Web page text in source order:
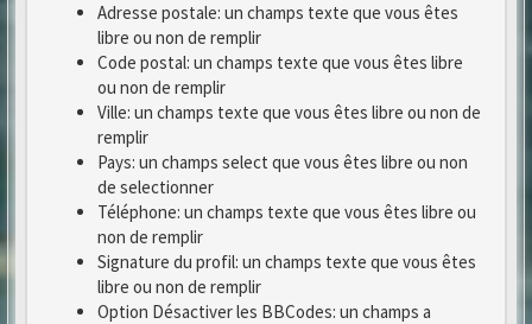
Adresse postale: un champs texte que vous êtes
libre ou non de remplir
Code postal: un champs texte que vous êtes libre
ou non de remplir
Ville: un champs texte que vous êtes libre ou non de
remplir
Pays: un champs select que vous êtes libre ou non
de selectionner
Téléphone: un champs texte que vous êtes libre ou
non de remplir
Signature du profil: un champs texte que vous êtes
libre ou non de remplir
Option Désactiver les BBCodes: un champs a